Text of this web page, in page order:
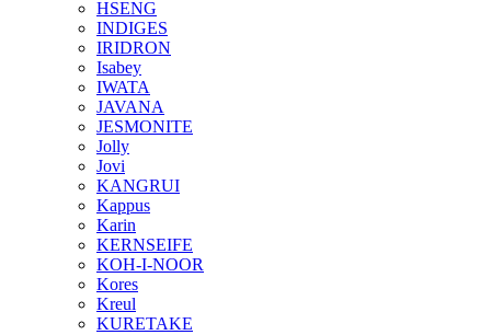
HSENG
INDIGES
IRIDRON
Isabey
IWATA
JAVANA
JESMONITE
Jolly
Jovi
KANGRUI
Kappus
Karin
KERNSEIFE
KOH-I-NOOR
Kores
Kreul
KURETAKE